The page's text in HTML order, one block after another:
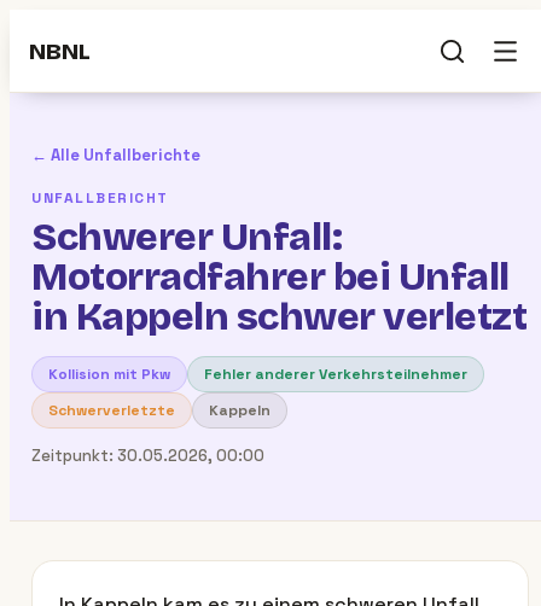
NBNL
← Alle Unfallberichte
UNFALLBERICHT
Schwerer Unfall:
Motorradfahrer bei Unfall
in Kappeln schwer verletzt
Kollision mit Pkw
Fehler anderer Verkehrsteilnehmer
Schwerverletzte
Kappeln
Zeitpunkt: 30.05.2026, 00:00